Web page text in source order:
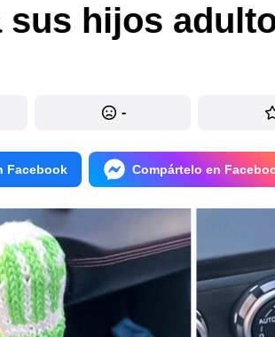
sus hijos
-
Facebook Compártelo en